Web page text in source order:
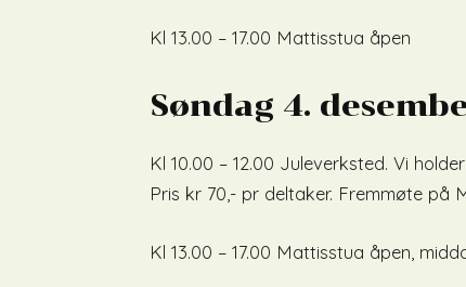
Kl 13.00 – 17.00 Mattisstua åpen
Søndag 4.
Kl 10.00 – 12.00 Juleverksted. Vi
Pris kr 70,- pr deltaker. Fremmøte på
Kl 13.00 – 17.00 Mattisstua åpen,